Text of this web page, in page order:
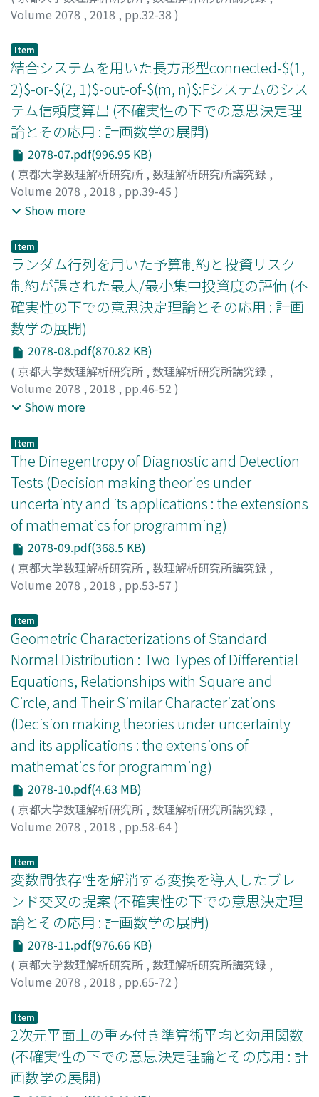
Volume 2078 , 2018 , pp.32-38 )
Item
結合システムを用いた長方形型connected-$(1,
2)$-or-$(2, 1)$-out-of-$(m, n)$:Fシステムのシス
テム信頼度算出 (不確実性の下での意思決定理
論とその応用 : 計画数学の展開)
2078-07.pdf(996.95 KB)
( 京都大学数理解析研究所 , 数理解析研究所講究録 ,
Volume 2078 , 2018 , pp.39-45 )
石川, 匠; 新里, 隆
カワ, タクミ
Show more
Item
ランダム行列を用いた予算制約と投資リスク
制約が課された最大/最小集中投資度の評価 (不
確実性の下での意思決定理論とその応用 : 計画
数学の展開)
2078-08.pdf(870.82 KB)
( 京都大学数理解析研究所 , 数理解析研究所講究録 ,
Volume 2078 , 2018 , pp.46-52 )
多田, 大智;新里, 隆
ダイチ
Show more
Item
The Dinegentropy of Diagnostic and Detection
Tests (Decision making theories under
uncertainty and its applications : the extensions
of mathematics for programming)
2078-09.pdf(368.5 KB)
( 京都大学数理解析研究所 , 数理解析研究所講究録 ,
Volume 2078 , 2018 , pp.53-57 )
Item
Geometric Characterizations of Standard
Normal Distribution : Two Types of Differential
Equations, Relationships with Square and
Circle, and Their Similar Characterizations
(Decision making theories under uncertainty
and its applications : the extensions of
mathematics for programming)
2078-10.pdf(4.63 MB)
( 京都大学数理解析研究所 , 数理解析研究所講究録 ,
Volume 2078 , 2018 , pp.58-64)
匡光;
Item
変数間依存性を解消する変換を導入したブレ
ンド交叉の提案 (不確実性の下での意思決定理
論とその応用 : 計画数学の展開)
2078-11.pdf(976.66 KB)
( 京都大学数理解析研究所 , 数理解析研究所講究録 ,
Volume 2078 , 2018 , pp.65-72 )
Tetsuyuki
Item
2次元平面上の重み付き準算術平均と効用関数
(不確実性の下での意思決定理論とその応用 : 計
画数学の展開)